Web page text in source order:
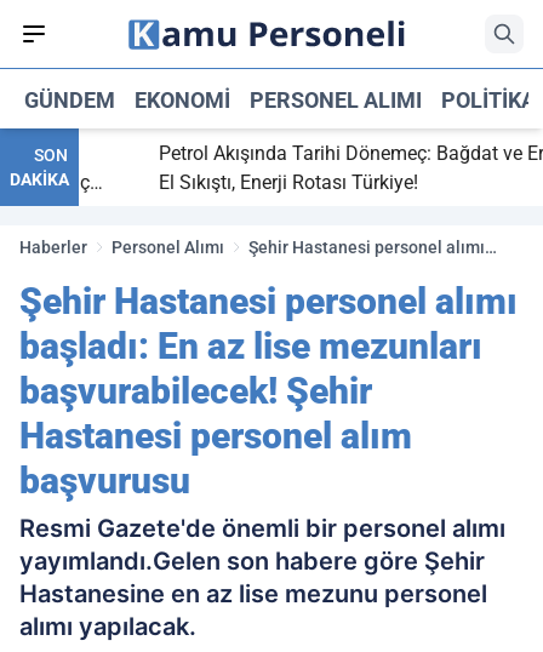
GÜNDEM EKONOMI PERSONEL ALIMI POLITIKA
SON
DAKİKA
bitti,
maç
Petrol Akışında Tarihi Dönemeç: Bağdat ve Erbil
El Sıkıştı, Enerji Rotası Türkiye!
Haberler Personel Alımı
Şehir Hastanesi personel alımı
başvurabilecek! Şehir Hastanesi
personel alım başvurusu
Şehir Hastanesi personel alımı
başladı: En az lise mezunları
başvurabilecek! Şehir
Hastanesi personel alım
başvurusu
Resmi Gazete'de önemli bir personel alımı
yayımlandı.Gelen son habere göre Şehir
Hastanesine en az lise mezunu personel
alımı yapılacak.